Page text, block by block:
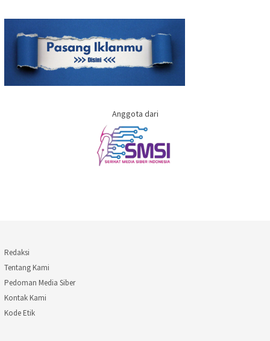
Anggota dari
Redaksi
Tentang Kami
Pedoman Media Siber
Kontak Kami
Kode Etik